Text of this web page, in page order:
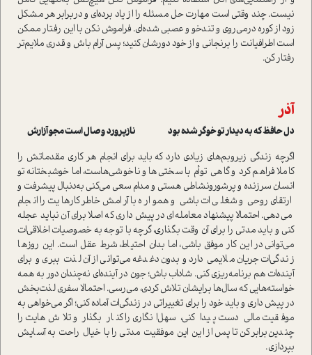
نیست. چند وقتی است مهارت حل مسئله را از یاد برده‌ای و دربرابر هر مشکل
زود از کوره درمی‌روی و تندخو و عصبی شده‌ای. فراموش نکن با این رفتار ممکن
است اطرافیانت را برنجانی و از خود دورشان کنید؛ پس آرام باش و قدری ملایم‌تر
رفتار کن.
آذر
دل حافظ که به دیدار تو خوگر شده بود نازپرورد وصال است مجو آزارش
اگرچه زندگی زیر‌وبم‌های زیادی دارد که باید برای انجام هر کاری مقدماتش را
کاملا فراهم کرد و گاهی توأم با سختی‌ها و ناخوشی‌هاست، اما خوشبختانه تو
انسان سرزنده و پرشورونشاطی هستی و مدام سعی می‌کنی به‌دنبال پیشرفت و
ارتقای روحی و شغلی‌ات باشی و همواره با آرامش‌خاطر کارهایت را انجام
می‌دهی. احتمالا پیشنهاد معامله‌ای در پیش داری که اصلا برای آن نباید عجله
کنی و باید مدتی را برای آن وقت بگذاری، گرچه با توجه به خصوصیات اخلاقی‌ات
می‌توانی در این کار موفق باشی، اما بدان احتیاط، شرط عقل است. این روزها
زندگی‌ات جریان ملایمی دارد و بدون‌دغدغه می‌توانی از آن لذت ببری و برای
آینده‌ات هم برنامه‌ریزی کنی. شاداب باش؛ جون در آینده‌ای نه‌چندان دور به همه
خواسته‌هایی که سال‌ها برایشان تلاش کردی، می‌رسی. احتمالا سفری لذت‌بخش
در پیش داری و باید خود را برای تغییراتی در زندگی‌ات آماده کنی؛ اگر می‌خواهی به
موفقیت مالی دست پیدا کنی، سهل‌انگاری را کنار بگذار و تلاش‌هایت را
چندین‌برابر کن تا پس از این این موفقیت مدتی را با خیال راحت به آسایش
بپردازی.